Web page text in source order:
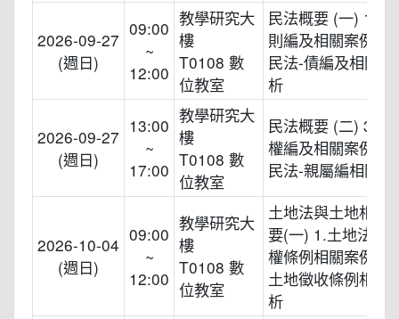
2026-09-27
(週日)
09:00
~
12:00
教學研究大
樓
T0108 數
位教室
民法概要 (一) 1.民
則編及相關案例解
民法-債編及相關案
析
2026-09-27
(週日)
13:00
~
17:00
教學研究大
樓
T0108 數
位教室
民法概要 (二) 3.民
權編及相關案例解
民法-親屬編相關規
2026-10-04
(週日)
09:00
~
12:00
教學研究大
樓
T0108 數
位教室
土地法與土地相關
要(一) 1.土地法、
權條例相關案例解
土地徵收條例相關
析